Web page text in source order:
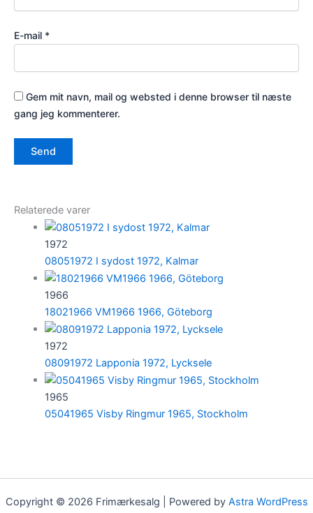
E-mail *
Gem mit navn, mail og websted i denne browser til næste
gang jeg kommenterer.
Relaterede varer
1972
08051972 I sydost 1972, Kalmar
1966
18021966 VM1966 1966, Göteborg
1972
08091972 Lapponia 1972, Lycksele
1965
05041965 Visby Ringmur 1965, Stockholm
Copyright © 2026 Frimærkesalg | Powered by Astra WordPress